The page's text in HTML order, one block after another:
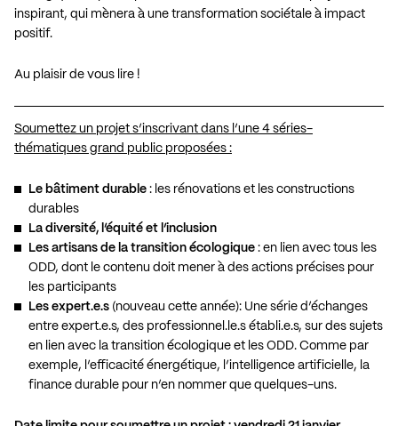
inspirant, qui mènera à une transformation sociétale à impact
positif.
Au plaisir de vous lire !
Soumettez un projet s’inscrivant dans l’une 4 séries-
thématiques grand public proposées :
Le bâtiment durable : les rénovations et les constructions
durables
La diversité, l’équité et l’inclusion
Les artisans de la transition écologique : en lien avec tous les
ODD, dont le contenu doit mener à des actions précises pour
les participants
Les expert.e.s (nouveau cette année): Une série d’échanges
entre expert.e.s, des professionnel.le.s établi.e.s, sur des sujets
en lien avec la transition écologique et les ODD. Comme par
exemple, l’efficacité énergétique, l’intelligence artificielle, la
finance durable pour n’en nommer que quelques-uns.